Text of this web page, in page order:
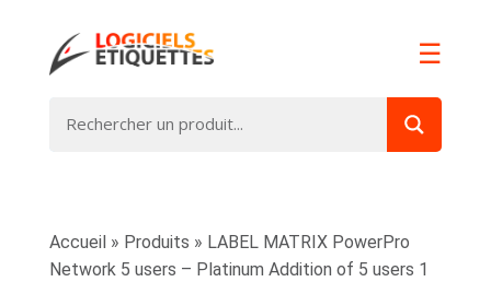
☰
Accueil » Produits » LABEL MATRIX PowerPro
Network 5 users – Platinum Addition of 5 users 1